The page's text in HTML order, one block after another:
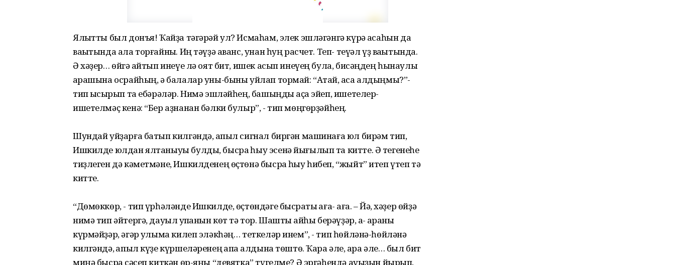
Ялҡытты был донъя! Ҡайҙа тәгәрәй ул? Исмаһам, элек эшләгәнгә күрә аҡсаһын да
ваҡытында ала торғайныҡ. Иң тәүҙә аванс, унан һуң расчет. Теп- теүәл үҙ ваҡытында.
Ә хәҙер… өйгә ҡайтып инеүе лә оят бит, ишек асып инеүең була, бисәңдең һынаулы
ҡарашына осрайһың, ә балалар уны-быны уйлап тормай: “Атай, аҡса алдыңмы?”-
тип ҡысҡырып та ебәрәләр. Нимә эшләйһең, башыңды аҫҡа эйеп, ишетелер-
ишетелмәҫ кенә: “Бер аҙнанан бәлки булыр”, - тип мөңгөрҙәйһең.
Шундай уйҙарға батып килгәндә, ҡапыл сигнал биргән машинаға юл бирәм тип,
Ишкилде юлдан ялтаныуы булды, бысраҡ һыу эсенә йығылып та китте. Ә тегенеһе
тиҙлеген дә кәметмәне, Ишкилденең өҫтөнә бысраҡ һыу һибеп, “жыйт” итеп үтеп тә
китте.
“Дөмөккөр, - тип үрһәләнде Ишкилде, өҫтөндәге бысраҡты ҡаға- ҡаға. – Йә, хәҙер өйҙә
нимә тип әйтергә, дауыл ҡупҡанын көт тә тор. Шашты ҡайһы берәүҙәр, аҡ- ҡараны
күрмәйҙәр, әгәр ҡулыма килеп эләкһәң… теткеләр инем”, - тип һөйләнә-һөйләнә
килгәндә, ҡапыл күҙе күршеләренең ҡапҡа алдына төштө. Ҡара әле, ҡара әле… был бит
миңә бысраҡ сәсеп киткән өр-яңы “девятка” түгелме? Ә эргәһендә ауыҙын йырып,